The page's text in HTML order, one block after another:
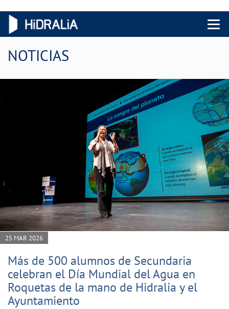
Menu
NOTICIAS
25 MAR 2026
Más de 500 alumnos de Secundaria
celebran el Día Mundial del Agua en
Roquetas de la mano de Hidralia y el
Ayuntamiento